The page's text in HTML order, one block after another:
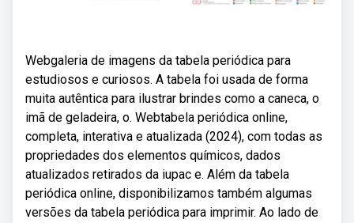
Webgaleria de imagens da tabela periódica para
estudiosos e curiosos. A tabela foi usada de forma
muita autêntica para ilustrar brindes como a caneca, o
imã de geladeira, o. Webtabela periódica online,
completa, interativa e atualizada (2024), com todas as
propriedades dos elementos químicos, dados
atualizados retirados da iupac e. Além da tabela
periódica online, disponibilizamos também algumas
versões da tabela periódica para imprimir. Ao lado de